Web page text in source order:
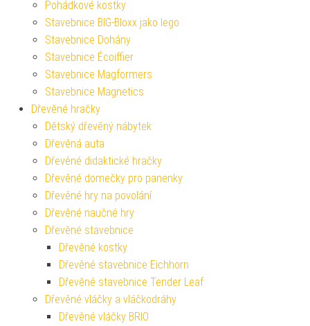
Pohádkové kostky
Stavebnice BIG-Bloxx jako lego
Stavebnice Dohány
Stavebnice Écoiffier
Stavebnice Magformers
Stavebnice Magnetics
Dřevěné hračky
Dětský dřevěný nábytek
Dřevěná auta
Dřevěné didaktické hračky
Dřevěné domečky pro panenky
Dřevěné hry na povolání
Dřevěné naučné hry
Dřevěné stavebnice
Dřevěné kostky
Dřevěné stavebnice Eichhorn
Dřevěné stavebnice Tender Leaf
Dřevěné vláčky a vláčkodráhy
Dřevěné vláčky BRIO